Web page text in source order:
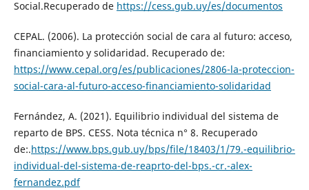
Social.Recuperado de https://cess.gub.uy/es/documentos
CEPAL. (2006). La protección social de cara al futuro: acceso,
financiamiento y solidaridad. Recuperado de:
https://www.cepal.org/es/publicaciones/2806-la-proteccion-
social-cara-al-futuro-acceso-financiamiento-solidaridad
Fernández, A. (2021). Equilibrio individual del sistema de
reparto de BPS. CESS. Nota técnica n° 8. Recuperado
de:.https://www.bps.gub.uy/bps/file/18403/1/79.-equilibrio-
individual-del-sistema-de-reaprto-del-bps.-cr.-alex-
fernandez.pdf